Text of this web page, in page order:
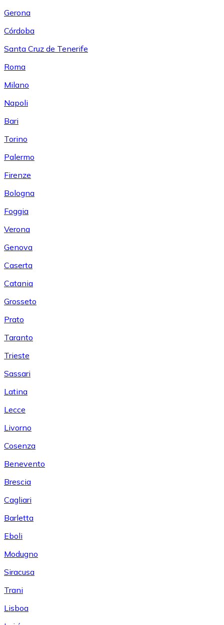
Gerona
Córdoba
Santa Cruz de Tenerife
Roma
Milano
Napoli
Bari
Torino
Palermo
Firenze
Bologna
Foggia
Verona
Genova
Caserta
Catania
Grosseto
Prato
Taranto
Trieste
Sassari
Latina
Lecce
Livorno
Cosenza
Benevento
Brescia
Cagliari
Barletta
Eboli
Modugno
Siracusa
Trani
Lisboa